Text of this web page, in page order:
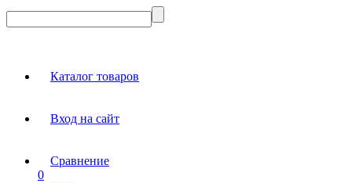
Каталог товаров
Вход на сайт
Сравнение
0